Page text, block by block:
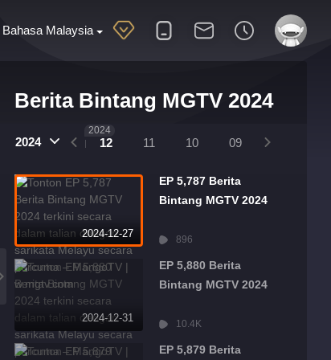
Bahasa Malaysia
Berita Bintang MGTV 2024
2024 01 12
2024
11 10 09
2024-12-27
EP 5,787 Berita
Bintang MGTV 2024
896
2024-12-31
EP 5,880 Berita
Bintang MGTV 2024
10.4K
EP 5,879 Berita